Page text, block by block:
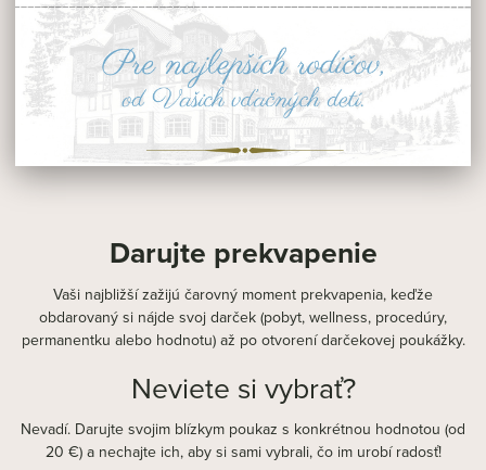
Darujte prekvapenie
Vaši najbližší zažijú čarovný moment prekvapenia, keďže
obdarovaný si nájde svoj darček (pobyt, wellness, procedúry,
permanentku alebo hodnotu) až po otvorení darčekovej poukážky.
Neviete si vybrať?
Nevadí. Darujte svojim blízkym poukaz s konkrétnou hodnotou (od
20 €) a nechajte ich, aby si sami vybrali, čo im urobí radosť!